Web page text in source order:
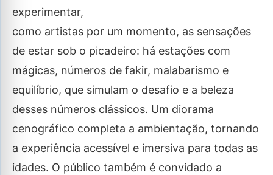
experimentar,
como artistas por um momento, as sensações
de estar sob o picadeiro: há estações com
mágicas, números de fakir, malabarismo e
equilíbrio, que simulam o desafio e a beleza
desses números clássicos. Um diorama
cenográfico completa a ambientação, tornando
a experiência acessível e imersiva para todas as
idades. O público também é convidado a